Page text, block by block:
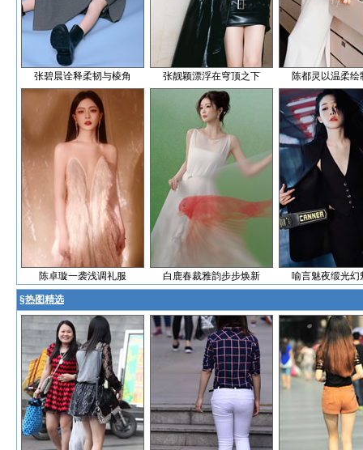
张碧晨诠释柔韧与棱角 张靓颖漂浮在穹顶之下 陈都灵以温柔绘
陈卓璇一袭浅调礼服 白鹿春裁雅韵步步焕新 喻言魅夜缎光幻
§热图精选